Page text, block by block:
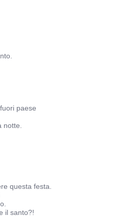
paese
questa festa.
il santo?!